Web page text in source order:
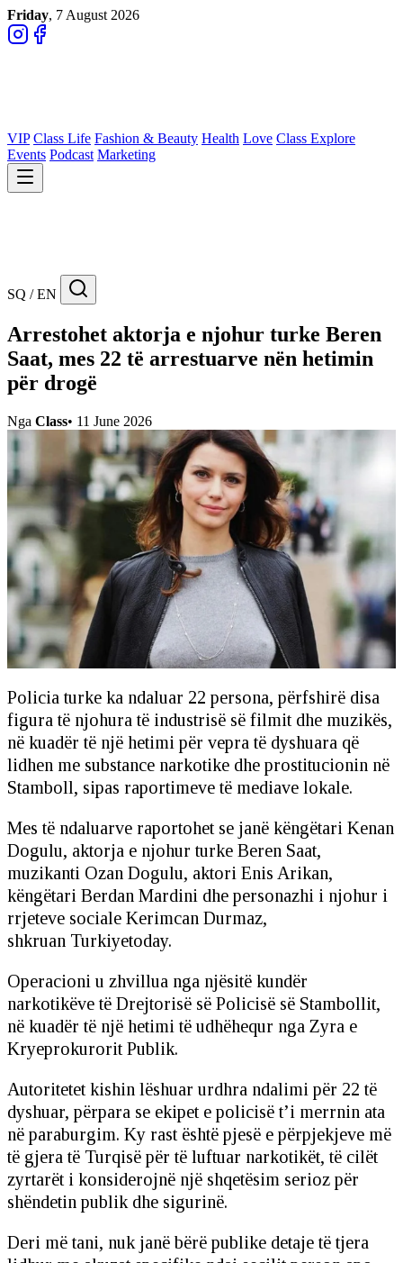
Friday, 7 August 2026
VIP Class Life Fashion & Beauty Health Love Class Explore
Events Podcast Marketing
SQ / EN
Arrestohet aktorja e njohur turke Beren
Saat, mes 22 të arrestuarve nën hetimin
për drogë
Nga Class• 11 June 2026
Policia turke ka ndaluar 22 persona, përfshirë disa
figura të njohura të industrisë së filmit dhe muzikës,
në kuadër të një hetimi për vepra të dyshuara që
lidhen me substance narkotike dhe prostitucionin në
Stamboll, sipas raportimeve të mediave lokale.
Mes të ndaluarve raportohet se janë këngëtari Kenan
Dogulu, aktorja e njohur turke Beren Saat,
muzikanti Ozan Dogulu, aktori Enis Arikan,
këngëtari Berdan Mardini dhe personazhi i njohur i
rrjeteve sociale Kerimcan Durmaz,
shkruan Turkiyetoday.
Operacioni u zhvillua nga njësitë kundër
narkotikëve të Drejtorisë së Policisë së Stambollit,
në kuadër të një hetimi të udhëhequr nga Zyra e
Kryeprokurorit Publik.
Autoritetet kishin lëshuar urdhra ndalimi për 22 të
dyshuar, përpara se ekipet e policisë t’i merrnin ata
në paraburgim. Ky rast është pjesë e përpjekjeve më
të gjera të Turqisë për të luftuar narkotikët, të cilët
zyrtarët i konsiderojnë një shqetësim serioz për
shëndetin publik dhe sigurinë.
Deri më tani, nuk janë bërë publike detaje të tjera